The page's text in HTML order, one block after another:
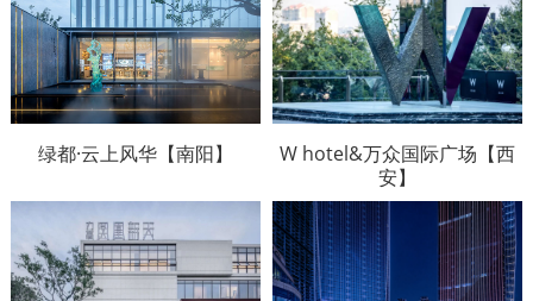
绿都·云上风华【南阳】
W hotel&万众国际广场【西
安】